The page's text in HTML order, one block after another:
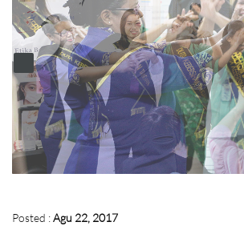
Posted :Agu 22, 2017